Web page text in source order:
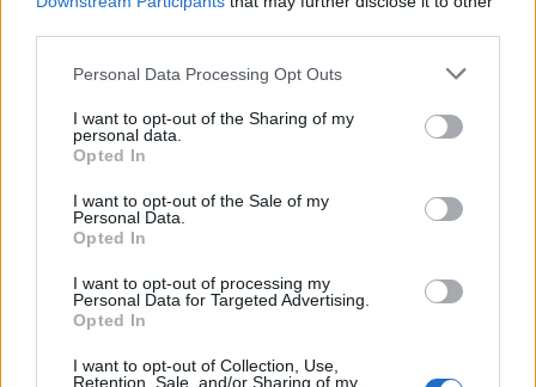
Personal Data Processing Opt Outs
I want to opt-out of the Sharing of my
personal data.
Opted In
I want to opt-out of the Sale of my
Personal Data.
Opted In
I want to opt-out of processing my
Personal Data for Targeted Advertising.
Opted In
I want to opt-out of Collection, Use,
Retention, Sale, and/or Sharing of my
REVENIR À LA LISTE DES NIVEAUX
Solutions Codycross pour d'autres langues:
Codycross lösungen Codycross soluzioni
Codycross respuestas